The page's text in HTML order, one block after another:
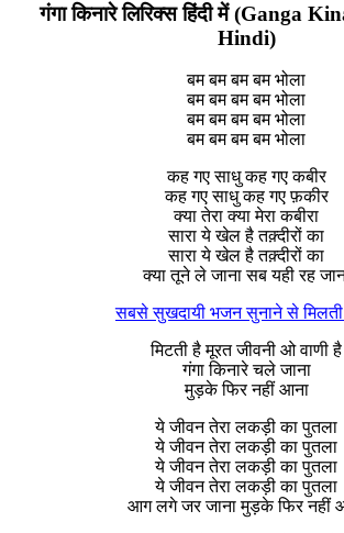
गंगा किनारे लिरिक्स हिंदी में (Ganga
Hindi)
बम बम बम बम भोला
बम बम बम बम भोला
बम बम बम बम भोला
बम बम बम बम भोला
कह गए साधु कह गए कबीर
कह गए साधु कह गए फ़कीर
क्या तेरा क्या मेरा कबीरा
सारा ये खेल है तक़्दीरों का
सारा ये खेल है तक़्दीरों का
क्या तूने ले जाना सब यही रह
सबसे सुखदायी भजन सुनाने से मिलती
मिटती है मूरत जीवनी ओ वाणी है
गंगा किनारे चले जाना
मुड़के फिर नहीं आना
ये जीवन तेरा लकड़ी का पुतला
ये जीवन तेरा लकड़ी का पुतला
ये जीवन तेरा लकड़ी का पुतला
ये जीवन तेरा लकड़ी का पुतला
आग लगे जर जाना मुड़के फिर नहीं